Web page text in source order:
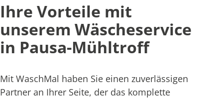
Ihre Vorteile mit
unserem Wäscheservice
in Pausa-Mühltroff
Mit WaschMal haben Sie einen zuverlässigen
Partner an Ihrer Seite, der das komplette